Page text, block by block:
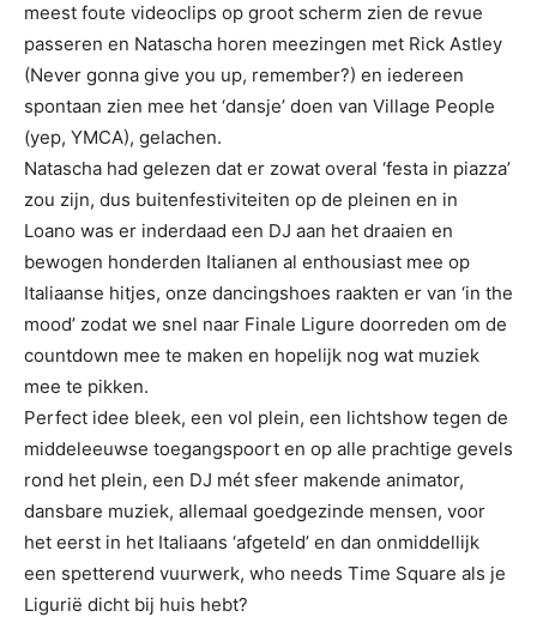
meest foute videoclips op groot scherm zien de revue
passeren en Natascha horen meezingen met Rick Astley
(Never gonna give you up, remember?) en iedereen
spontaan zien mee het ‘dansje’ doen van Village People
(yep, YMCA), gelachen.
Natascha had gelezen dat er zowat overal ‘festa in piazza’
zou zijn, dus buitenfestiviteiten op de pleinen en in
Loano was er inderdaad een DJ aan het draaien en
bewogen honderden Italianen al enthousiast mee op
Italiaanse hitjes, onze dancingshoes raakten er van ‘in the
mood’ zodat we snel naar Finale Ligure doorreden om de
countdown mee te maken en hopelijk nog wat muziek
mee te pikken.
Perfect idee bleek, een vol plein, een lichtshow tegen de
middeleeuwse toegangspoort en op alle prachtige gevels
rond het plein, een DJ mét sfeer makende animator,
dansbare muziek, allemaal goedgezinde mensen, voor
het eerst in het Italiaans ‘afgeteld’ en dan onmiddellijk
een spetterend vuurwerk, who needs Time Square als je
Ligurië dicht bij huis hebt?